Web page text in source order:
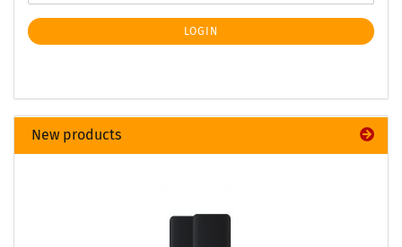
LOGIN
New products